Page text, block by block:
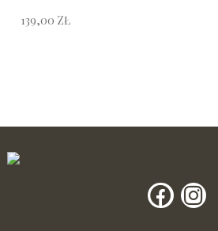
139,00 ZŁ